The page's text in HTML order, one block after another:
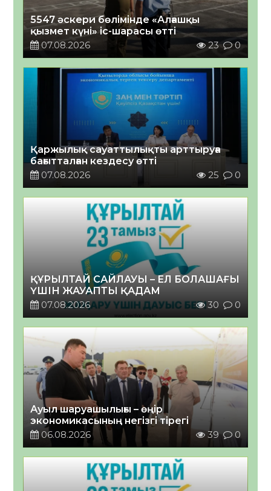
5547 әскери бөлімінде «Алғашқы
қызмет күні» іс-шарасы өтті
07.08.2026
23 0
Қаржылық сауаттылықты арттыруға
бағытталған кездесу өтті
07.08.2026
25 0
ҚҰРЫЛТАЙ САЙЛАУЫ – ЕЛ БОЛАШАҒЫ
ҮШІН ЖАУАПТЫ ҚАДАМ
07.08.2026
30 0
Ауыл шаруашылығы – өңір
экономикасының негізгі тірегі
06.08.2026
39 0